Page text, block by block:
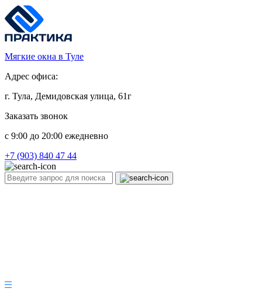
Мягкие окна в Туле
Адрес офиса:
г. Тула, Демидовская улица, 61г
Заказать звонок
c 9:00 до 20:00 ежедневно
+7 (903) 840 47 44